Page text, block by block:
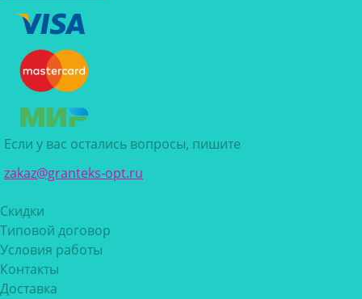
Если у вас остались вопросы, пишите
zakaz@granteks-opt.ru
Скидки
Типовой договор
Условия работы
Контакты
Доставка